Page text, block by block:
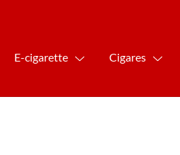
E-cigarette Cigares